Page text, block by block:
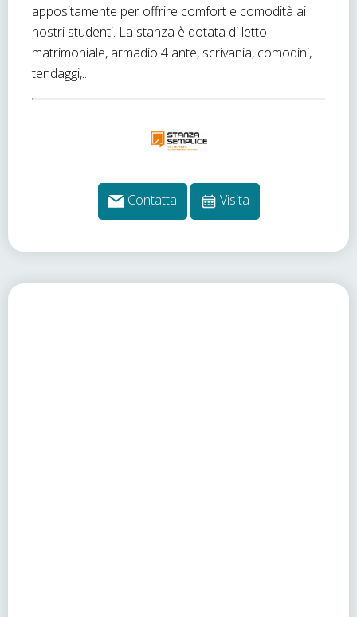
appositamente per offrire comfort e comodità ai
nostri studenti. La stanza è dotata di letto
matrimoniale, armadio 4 ante, scrivania, comodini,
tendaggi,...
Contatta Visita